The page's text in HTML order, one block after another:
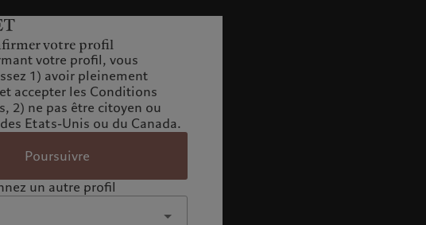
votre profil
votre profil, vous
1) avoir pleinement
accepter les Conditions
2) ne pas être citoyen ou
Etats-Unis ou du Canada.
Poursuivre
un autre profil